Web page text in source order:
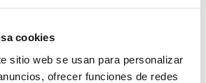
cookies
sitio web se usan para personalizar
ofrecer funciones de redes
2 3